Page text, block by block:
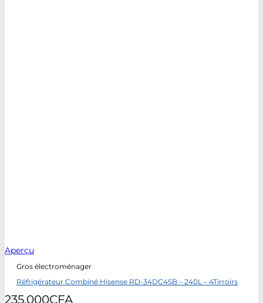
Aperçu
Gros électroménager
Réfrigérateur Combiné Hisense RD-34DC4SB – 240L – 4Tirroirs
235.000CFA